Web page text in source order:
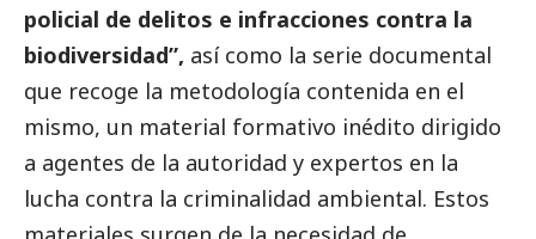
policial de delitos e infracciones contra la
biodiversidad”, así como la serie documental
que recoge la metodología contenida en el
mismo, un material formativo inédito dirigido
a agentes de la autoridad y expertos en la
lucha contra la criminalidad ambiental. Estos